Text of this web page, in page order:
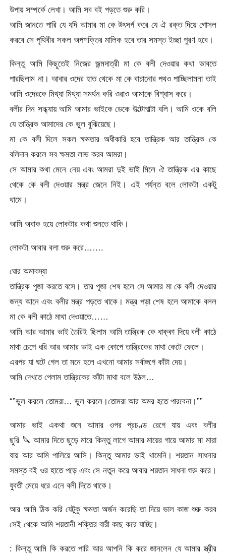
উপায় সম্পর্কে লেখা। আমি সব বই পড়তে শুরু করি।
আমি জানতে পারি যে যদি আমার মা কে উৎসর্গ করে যে ঐ রক্ত দিয়ে গোসল
করবে সে পৃথিবীর সকল অপশক্তির মালিক হবে তার সমস্ত ইচ্ছা পুরণ হবে।
কিন্তু আমি কিছুতেই নিজের জন্মদাত্রী মা কে বলী দেওয়ার কথা ভাবতে
পারছিলাম না। আবার ওদের হাত থেকে মা কে বাচানোর পথও পাচ্ছিলামনা তাই
আমি ওদেরকে মিথ্যা মিথ্যা সমর্থন করি ওরাও আমাকে বিশ্বাস করে।
বলীর দিন সন্ধ্যায় আমি আমার ভাইকে ডেকে উল্টোপাল্টা বলি। আমি ওকে বলি
যে তান্ত্রিক আমাদের কে ভুল বুঝিয়েছে।
মা কে বলী দিলে সকল ক্ষমতার অধীকারি হবে তান্ত্রিক আর তান্ত্রিক কে
বলিদান করলে সব ক্ষমতা লাভ করব আমরা।
সে আমার কথা মেনে নেয় এবং আমরা দুই ভাই মিলে ঐ তান্ত্রিক এর কাছে
থেকে কে বলী দেওয়ার মন্ত্র জেনে নিই। এই পর্যন্ত বলে লোকটা একটু
থামে।
আমি অবাক হয়ে লোকটার কথা শুনতে থাকি।
লোকটা আবার বলা শুরু করে…….
ঘোর অমাবস্যা
তান্ত্রিক পূজা করতে বসে। তার পূজা শেষ হলে সে আমার মা কে বলী দেওয়ার
জন্য আনে এবং বলীর মন্ত্র পড়তে থাকে। মন্ত্র পড়া শেষ হলে আমাকে বলল
মা কে বলী কাঠে মাথা দেওয়াতে……
আমি আর আমার ভাই তৈরিই ছিলাম আমি তান্ত্রিক কে ধাক্কা দিয়ে বলী কাঠে
মাথা চেপে ধরি আর আমার ভাই এক কোপে তান্ত্রিকের মাথা কেটে ফেলে।
এরপর যা ঘটে গেল তা মনে হলে এখনো আমার সর্বাঙ্গগে কাঁটা দেয়।
আমি দেখতে পেলাম তান্ত্রিকের কাঁটা মাথা বলে উঠল…
“”ভুল করলে তোমরা… ভুল করলে।তোমরা আর অমর হতে পারবেনা।””
আমার ভাই একথা শুনে আমার ওপর প্রচণ্ড রেগে যায় এবং বলীর
ছুরি 🔪 আমার দিতে ছুড়ে মারে কিন্তু লাগে আমার মায়ের গায়ে আমার মা মারা
যায় আর আমি পালিয়ে আসি। কিন্তু আমার ভাই থামেনি। শয়তান সাধনার
সমস্ত বই ওর হাতে পড়ে এবং সে নতুন করে আবার শয়তান সাধনা শুরু করে।
যুবতী মেয়ে ধরে এনে বলী দিতে থাকে।
আর আমি ঠিক করি যেটুকু ক্ষমতা অর্জন করেছি তা দিয়ে ভাল কাজ শুরু করব
সেই থেকে আমি শয়তানী শক্তির বারী কাছ করে যাচ্ছি।
: কিন্তু আমি কি করতে পারি আর আপনি কি করে জানলেন যে আমার স্ত্রীর